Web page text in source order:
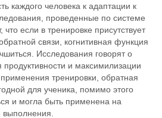
каждого человека к адаптации к
проведенные по системе
что если в тренировке присутствует
связи, когнитивная функция
Исследования говорят о
и максимилизации
тренировки, обратная
для ученика, помимо этого
и могла быть применена на
выполнения.